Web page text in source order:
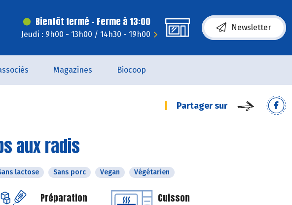
Bientôt fermé - Ferme à 13:00
Jeudi : 9h00 - 13h00 / 14h30 - 19h00
Newsletter
Magazines Biocoop
Partager sur
aux radis
lactose Sans porc Vegan Végétarien
Préparation Cuisson